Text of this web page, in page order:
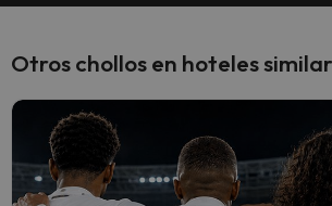
Otros chollos en hoteles